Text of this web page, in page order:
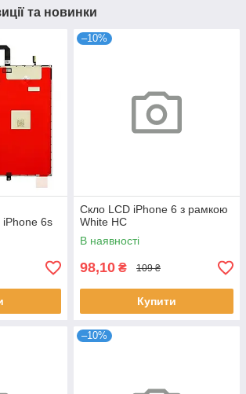
та новинки
iPhone 6s
–10%
Скло LCD iPhone 6 з рамкою
White HC
В наявності
98,10 ₴ 109 ₴
Купити
–10%